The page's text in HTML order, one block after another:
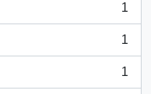
1
1
1